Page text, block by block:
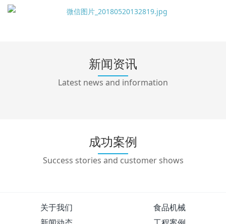
新闻资讯
Latest news and information
成功案例
Success stories and customer shows
关于我们
食品机械